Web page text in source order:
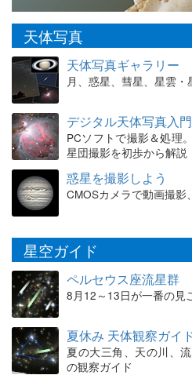
天体写真
天体写真ギャラリー
月、惑星、彗星、星雲
デジタル天体写真入門
PCソフトで撮影＆処理
星団撮影を初歩から解説
惑星を撮影しよう
CMOSカメラで動画撮影
星空ガイド
ペルセウス座流星群
8月12～13日が一番の見
夏休み 天体観察ガイ
夏の大三角、天の川、
の観察ガイド